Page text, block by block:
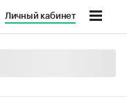
Личный кабинет